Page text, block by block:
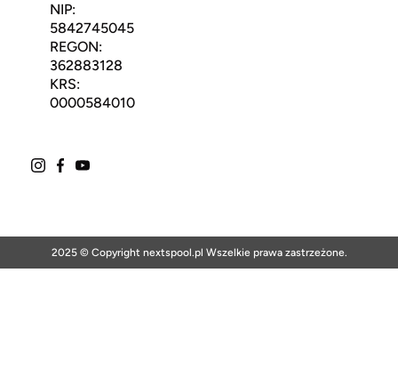
NIP:
5842745045
REGON:
362883128
KRS:
0000584010